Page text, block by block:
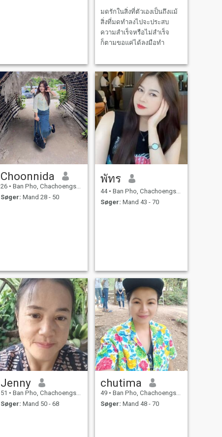
มดรักในสิ่งที่ตัวเองเป็นถึงแม้
สิ่งที่มดทำลงไปจะประสบ
ความสำเร็จหรือไม่สำเร็จ
ก็ตามขอแค่ได้ลงมือทำ
Choonnida
26 • Ban Pho, Chachoengsao, Thailand
Søger: Mand 28 - 50
พัทร
44 • Ban Pho, Chachoengsao, Thailand
Søger: Mand 43 - 70
Jenny
51 • Ban Pho, Chachoengsao, Thailand
Søger: Mand 50 - 68
chutima
49 • Ban Pho, Chachoengsao, Thailand
Søger: Mand 48 - 70